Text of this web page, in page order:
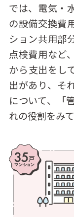
では、電気・
の設備交換費
ション共用部
点検費用など
から支出をし
出があり、そ
について、「
れの役割をみ